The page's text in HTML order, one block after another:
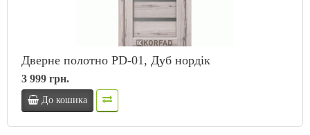
Дверне полотно PD-01, Дуб нордік
3 999 грн.
До кошика